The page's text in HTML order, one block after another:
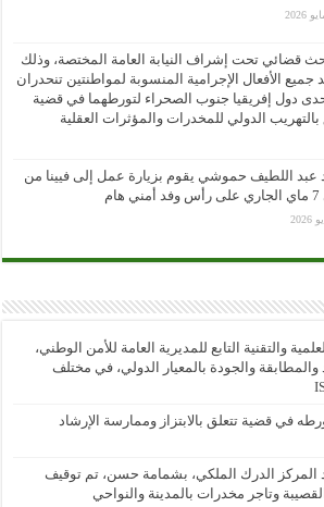
قضائي تحت إشراف النيابة العامة المختصة، وذلك
جميع الأفعال الإجرامية المنسوبة لمواطنتين تنحدران
دول إفريقيا جنوب الصحراء لتورطهما في قضية
بالتهريب الدولي للمخدرات والمؤثرات العقلية
عبد اللطيف حموشي يقوم بزيارة عمل إلى فيينا من
والتقنية التابع للمديرية العامة للأمن الوطني،
والجودة بالمعيار الدولي، في مختلف
في قضية تتعلق بالابتزاز وممارسة الإرشاد
المركز الدرك الملكي، بشمامة حسن، تم توقيف
وتاجر مخدرات بالمدينة والنواحي